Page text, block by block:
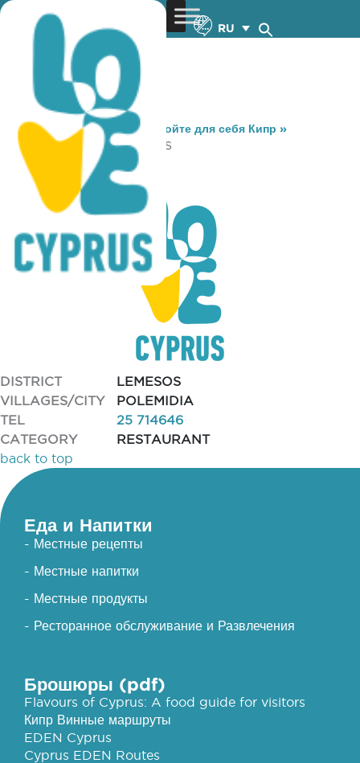
RU
You are here: Home »Откройте для себя Кипр »
Gastronomy
» SKALVENITIS
SKALVENITIS
DISTRICT
LEMESOS
VILLAGES/CITY
POLEMIDIA
TEL
25 714646
CATEGORY
RESTAURANT
back to top
Еда и Напитки
- Местные рецепты
- Местные напитки
- Местные продукты
- Ресторанное обслуживание и Развлечения
Брошюры (pdf)
Flavours of Cyprus: A food guide for visitors
Кипр Винные маршруты
EDEN Cyprus
Cyprus EDEN Routes